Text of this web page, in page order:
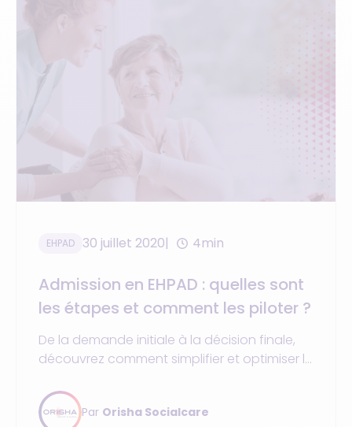
EHPAD 30 juillet 2020 4min
Admission en EHPAD : quelles sont
les étapes et comment les piloter ?
De la demande initiale à la décision finale,
découvrez comment simplifier et optimiser le
adapté.
Par Orisha Socialcare